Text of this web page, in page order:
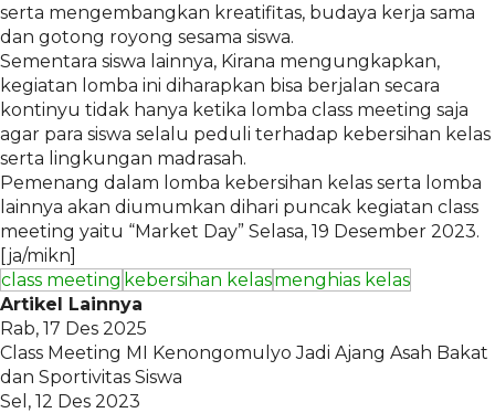
serta mengembangkan kreatifitas, budaya kerja sama
dan gotong royong sesama siswa.
Sementara siswa lainnya, Kirana mengungkapkan,
kegiatan lomba ini diharapkan bisa berjalan secara
kontinyu tidak hanya ketika lomba class meeting saja
agar para siswa selalu peduli terhadap kebersihan kelas
serta lingkungan madrasah.
Pemenang dalam lomba kebersihan kelas serta lomba
lainnya akan diumumkan dihari puncak kegiatan class
meeting yaitu “Market Day” Selasa, 19 Desember 2023.
[ja/mikn]
class meeting kebersihan kelasmenghias kelas
Artikel Lainnya
Rab, 17 Des 2025
Class Meeting MI Kenongomulyo Jadi Ajang Asah Bakat
dan Sportivitas Siswa
Sel, 12 Des 2023